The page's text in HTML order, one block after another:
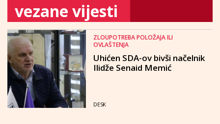
vezane vijesti
ZLOUPOTREBA POLOŽAJA ILI
OVLAŠTENJA
Uhićen SDA-ov bivši načelnik
Ilidže Senaid Memić
DESK